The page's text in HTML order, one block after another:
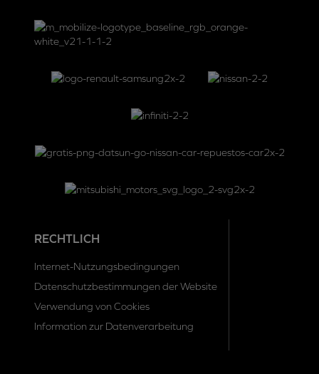
RECHTLICH
Internet-Nutzungsbedingungen
Datenschutzbestimmungen der Website
Verwendung von Cookies
Information zur Datenverarbeitung